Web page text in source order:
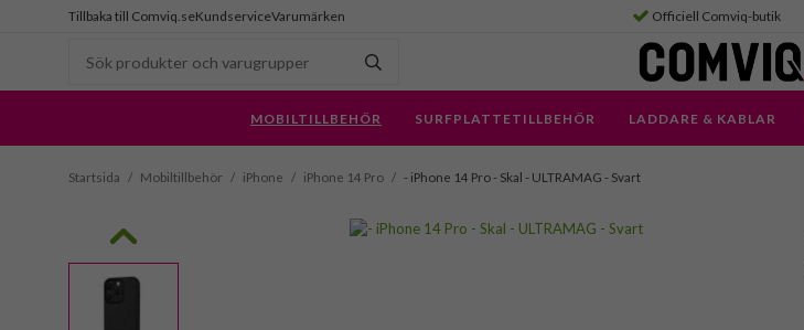
Tillbaka till Comviq.seKundserviceVarumärken Officiell Comviq-butik
MOBILTILLBEHÖR SURFPLATTETILLBEHÖR LADDARE & KABLAR
Startsida / Mobiltillbehör / iPhone / iPhone 14 Pro / - iPhone 14 Pro - Skal - ULTRAMAG - Svart